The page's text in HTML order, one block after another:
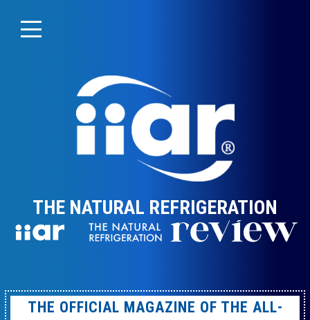
THE NATURAL REFRIGERATION
THE OFFICIAL MAGAZINE OF THE ALL-